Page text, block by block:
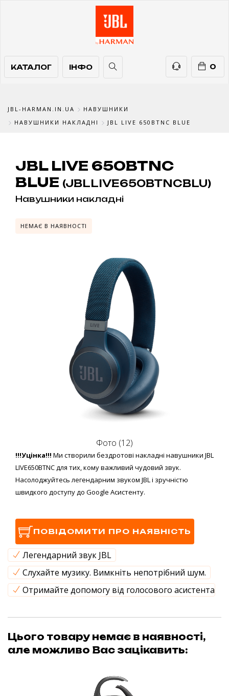
КАТАЛОГ
КАТАЛОГ ІНФО
ІНФО 0
ТЕЛЕФОНИ
JBL-HARMAN.IN.UA
НАВУШНИКИ
НАВУШНИКИ НАКЛАДНІ
JBL LIVE 650BTNC BLUE
JBL LIVE 650BTNC
BLUE (JBLLIVE650BTNCBLU)
Навушники накладні
НЕМАЄ В НАЯВНОСТІ
Фото (12)
!!!Уцінка!!! Ми створили бездротові накладні навушники JBL
LIVE650BTNC для тих, кому важливий чудовий звук.
Насолоджуйтесь легендарним звуком JBL і зручністю
швидкого доступу до Google Асистенту.
ПОВІДОМИТИ ПРО НАЯВНІСТЬ
Легендарний звук JBL
Слухайте музику. Вимкніть непотрібний шум.
Отримайте допомогу від голосового асистента
Цього товару немає в наявності,
але можливо Вас зацікавить: